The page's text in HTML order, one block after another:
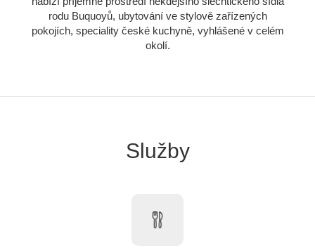
rodu Buquoyů, ubytování ve stylově zařízených
pokojích, speciality české kuchyně, vyhlášené v celém
okolí.
Služby